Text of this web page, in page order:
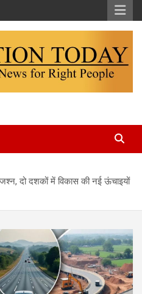
दो दशकों में विकास की नई ऊंचाइयों